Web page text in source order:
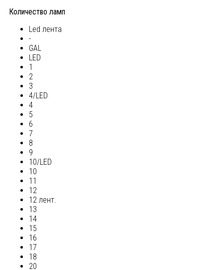
Количество ламп
Led лента
-
GAL
LED
1
2
3
4/LED
4
5
6
7
8
9
10/LED
10
11
12
12 лент.
13
14
15
16
17
18
20